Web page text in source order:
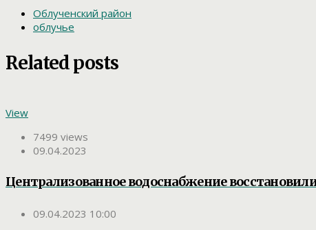
Облученский район
облучье
Related posts
View
7499 views
09.04.2023
Централизованное водоснабжение
09.04.2023 10:00